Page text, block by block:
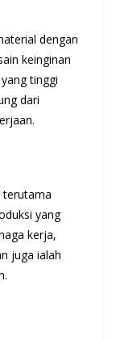
dengan
keinginan
tinggi
dari
terutama
yang
kerja,
juga ialah